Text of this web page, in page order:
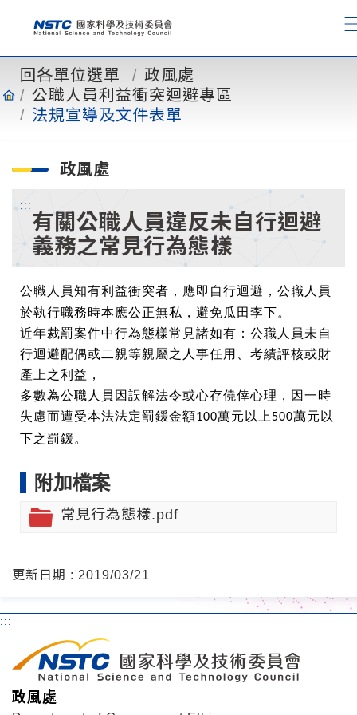
回各單位選單
政風處
公職人員利益衝突迴避專區
法規宣導及文件表單
政風處
:::
有關公職人員違反未自行迴避
義務之常見行為態樣
公職人員知有利益衝突者，應即自行迴避，公職人員
於執行職務時本應公正無私，避免瓜田李下。
近年裁罰案件中行為態樣常見諸如有：公職人員未自
行迴避配偶或二親等親屬之人事任用、考績評核或財
產上之利益，
多數為公職人員因誤解法令或心存僥倖心理，因一時
失慮而遭受本法法定罰鍰金額100萬元以上500萬元以
下之罰鍰。
附加檔案
常見行為態樣.pdf
更新日期 : 2019/03/21
:::
政風處